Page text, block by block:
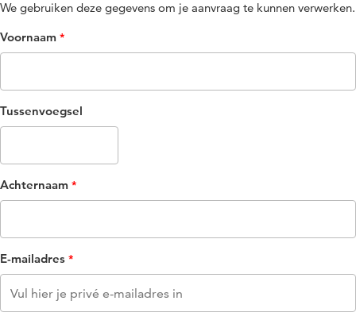
We gebruiken deze gegevens om je aanvraag te kunnen verwerken.
Voornaam
Tussenvoegsel
Achternaam
E-mailadres